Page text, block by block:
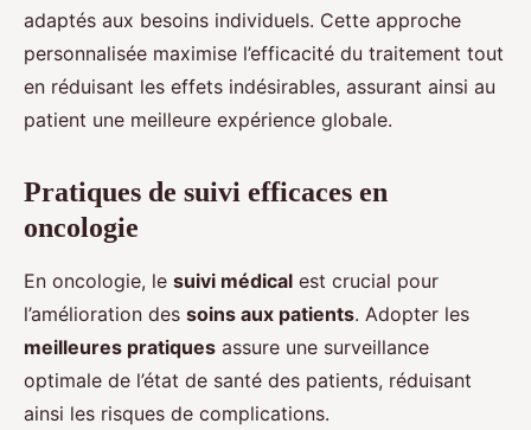
adaptés aux besoins individuels. Cette approche
personnalisée maximise l’efficacité du traitement tout
en réduisant les effets indésirables, assurant ainsi au
patient une meilleure expérience globale.
Pratiques de suivi efficaces en
oncologie
En oncologie, le suivi médical est crucial pour
l’amélioration des soins aux patients. Adopter les
meilleures pratiques assure une surveillance
optimale de l’état de santé des patients, réduisant
ainsi les risques de complications.